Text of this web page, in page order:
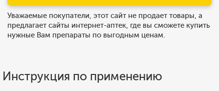
Уважаемые покупатели, этот сайт не продает товары, а
предлагает сайты интернет-аптек, где вы сможете купить
нужные Вам препараты по выгодным ценам.
Инструкция по применению